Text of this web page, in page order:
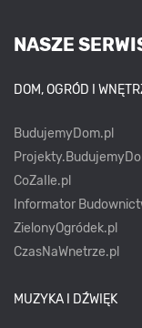
NASZE
DOM, OGRÓD I
BudujemyDom.pl
CoZaIle.pl
Informator
ZielonyOgródek.pl
CzasNaWnetrze.pl
MUZYKA I DŹWIĘK